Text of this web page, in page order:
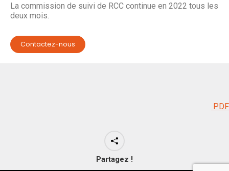
La commission de suivi de RCC continue en 2022 tous les
deux mois.
Contactez-nous
PDF
Partagez !